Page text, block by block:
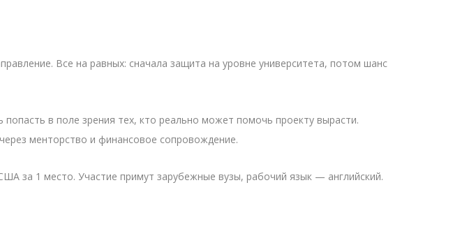
Все на равных: сначала защита на уровне университета, потом шанс
в поле зрения тех, кто реально может помочь проекту вырасти.
менторство и финансовое сопровождение.
за 1 место. Участие примут зарубежные вузы, рабочий язык — английский.